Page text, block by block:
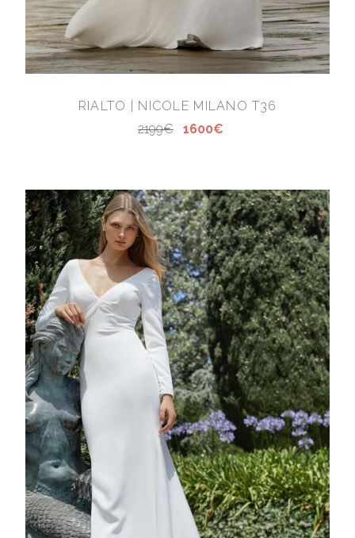
RIALTO | NICOLE MILANO T36
2199€
1600€